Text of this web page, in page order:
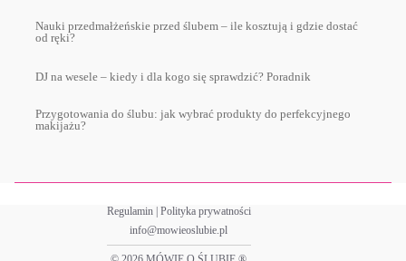
Nauki przedmałżeńskie przed ślubem – ile kosztują i gdzie dostać
od ręki?
DJ na wesele – kiedy i dla kogo się sprawdzić? Poradnik
Przygotowania do ślubu: jak wybrać produkty do perfekcyjnego
makijażu?
Regulamin| Polityka prywatności
info@mowieoslubie.pl